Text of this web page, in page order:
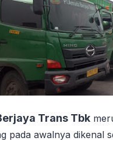
Trans Tbk
pada awalnya dikenal